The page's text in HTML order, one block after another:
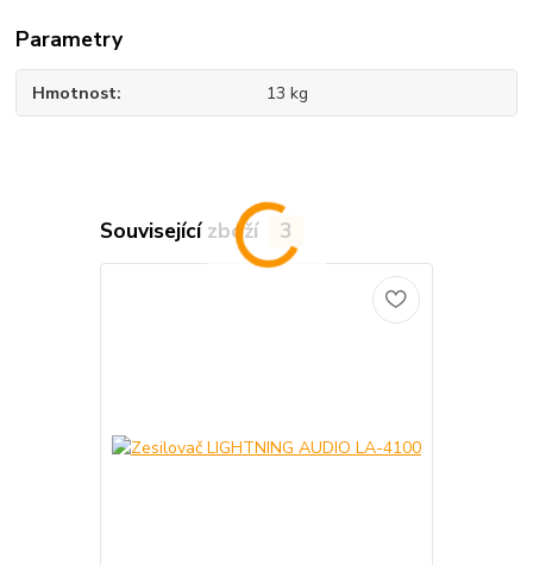
Parametry
Hmotnost 13 kg
Související zboží 3